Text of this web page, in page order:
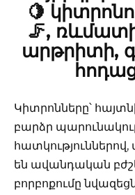
🍋
🦵,
արթրիտի,
Կիտրոնները՝
բարձր
են ավանդական
բորբոքումը